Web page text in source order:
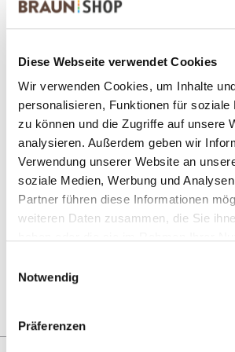
Diese Webseite verwendet Cookies
Wir verwenden Cookies, um Inhalte
personalisieren, Funktionen für soziale
zu können und die Zugriffe auf unsere
analysieren. Außerdem geben wir
Verwendung unserer Website an
soziale Medien, Werbung und
Partner führen diese Informationen
weiteren Daten zusammen, die Sie
Notwendig
Präferenzen
1 Produkte gefunden
Stollen fein
1,0 kg im Karton